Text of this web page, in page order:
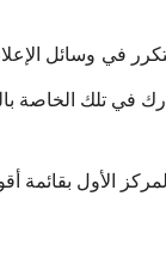
في وسائل الإعلام
في تلك الخاصة